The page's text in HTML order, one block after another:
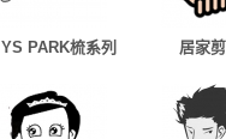
YS PARK梳系列 居家